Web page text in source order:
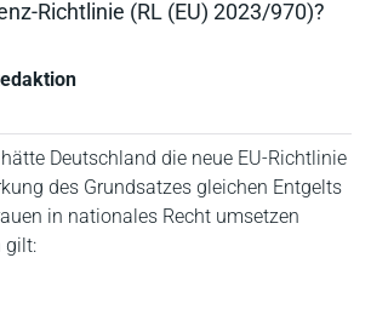
Richtlinie (RL (EU) 2023/970)?
Deutschland die neue EU-Richtlinie
des Grundsatzes gleichen Entgelts
in nationales Recht umsetzen
gilt: